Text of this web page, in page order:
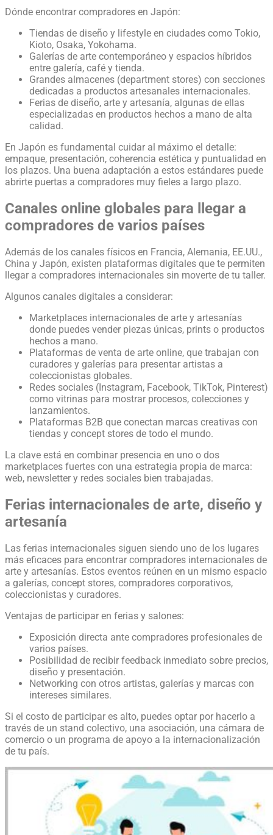
Dónde encontrar compradores en Japón:
Tiendas de diseño y lifestyle en ciudades como Tokio,
Kioto, Osaka, Yokohama.
Galerías de arte contemporáneo y espacios híbridos
entre galería, café y tienda.
Grandes almacenes (department stores) con secciones
dedicadas a productos artesanales internacionales.
Ferias de diseño, arte y artesanía, algunas de ellas
especializadas en productos hechos a mano de alta
calidad.
En Japón es fundamental cuidar al máximo el detalle:
empaque, presentación, coherencia estética y puntualidad en
los plazos. Una buena adaptación a estos estándares puede
abrirte puertas a compradores muy fieles a largo plazo.
Canales online globales para llegar a
compradores de varios países
Además de los canales físicos en Francia, Alemania, EE.UU.,
China y Japón, existen plataformas digitales que te permiten
llegar a compradores internacionales sin moverte de tu taller.
Algunos canales digitales a considerar:
Marketplaces internacionales de arte y artesanías
donde puedes vender piezas únicas, prints o productos
hechos a mano.
Plataformas de venta de arte online, que trabajan con
curadores y galerías para presentar artistas a
coleccionistas globales.
Redes sociales (Instagram, Facebook, TikTok, Pinterest)
como vitrinas para mostrar procesos, colecciones y
lanzamientos.
Plataformas B2B que conectan marcas creativas con
tiendas y concept stores de todo el mundo.
La clave está en combinar presencia en uno o dos
marketplaces fuertes con una estrategia propia de marca:
web, newsletter y redes sociales bien trabajadas.
Ferias internacionales de arte, diseño y
artesanía
Las ferias internacionales siguen siendo uno de los lugares
más eficaces para encontrar compradores internacionales de
arte y artesanías. Estos eventos reúnen en un mismo espacio
a galerías, concept stores, compradores corporativos,
coleccionistas y curadores.
Ventajas de participar en ferias y salones:
Exposición directa ante compradores profesionales de
varios países.
Posibilidad de recibir feedback inmediato sobre precios,
diseño y presentación.
Networking con otros artistas, galerías y marcas con
intereses similares.
Si el costo de participar es alto, puedes optar por hacerlo a
través de un stand colectivo, una asociación, una cámara de
comercio o un programa de apoyo a la internacionalización
de tu país.